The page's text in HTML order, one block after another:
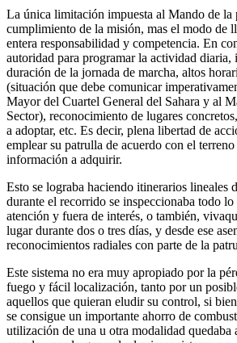
La única limitación impuesta al Mando de la
cumplimiento de la misión, mas el modo de
entera responsabilidad y competencia. En
autoridad para programar la actividad diaria,
duración de la jornada de marcha, altos
(situación que debe comunicar
Mayor del Cuartel General del Sahara y al
Sector), reconocimiento de lugares
a adoptar, etc. Es decir, plena libertad de
emplear su patrulla de acuerdo con el
información a adquirir.
Esto se lograba haciendo itinerarios lineales
durante el recorrido se inspeccionaba todo lo
atención y fuera de interés, o también,
lugar durante dos o tres días, y desde ese
reconocimientos radiales con parte de la
Este sistema no era muy apropiado por la
fuego y fácil localización, tanto por un
aquellos que quieran eludir su control, si
se consigue un importante ahorro de
utilización de una u otra modalidad